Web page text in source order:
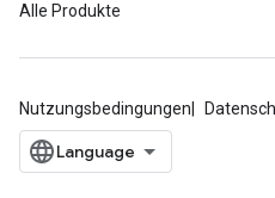
Alle Produkte
Nutzungsbedingungen